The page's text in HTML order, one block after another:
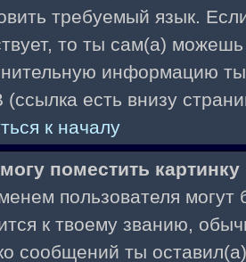
требуемый язык.
то ты сам(а)
информацию
(ссылка есть внизу
к началу
поместить
пользователя могут
к твоему званию,
сообщений ты